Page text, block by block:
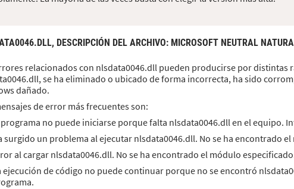
DESCRIPCIÓN DEL ARCHIVO: MICROSOFT NEUTRAL
relacionados con nlsdata0046.dll pueden producirse por distintas
se ha eliminado o ubicado de forma incorrecta, ha sido
dañado.
de error más frecuentes son:
programa no puede iniciarse porque falta nlsdata0046.dll en el equipo.
surgido un problema al ejecutar nlsdata0046.dll. No se ha encontrado
al cargar nlsdata0046.dll. No se ha encontrado el módulo
ejecución de código no puede continuar porque no se encontró